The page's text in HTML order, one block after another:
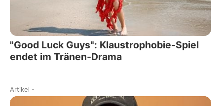
"Good Luck Guys": Klaustrophobie-Spiel
endet im Tränen-Drama
Artikel -